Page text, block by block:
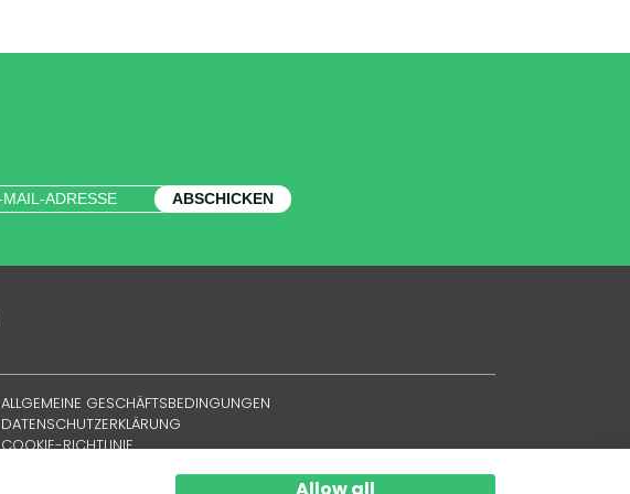
ABSCHICKEN
ALLGEMEINE GESCHÄFTSBEDINGUNGEN
DATENSCHUTZERKLÄRUNG
COOKIE-RICHTLINIE